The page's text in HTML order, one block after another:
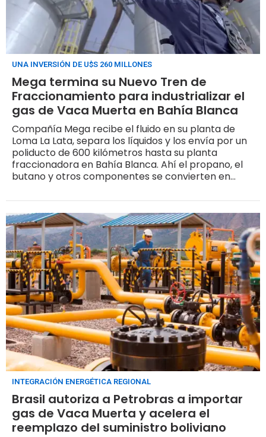
UNA INVERSIÓN DE U$S 260 MILLONES
Mega termina su Nuevo Tren de
Fraccionamiento para industrializar el
gas de Vaca Muerta en Bahía Blanca
Compañía Mega recibe el fluido en su planta de
Loma La Lata, separa los líquidos y los envía por un
poliducto de 600 kilómetros hasta su planta
fraccionadora en Bahía Blanca. Ahí el propano, el
butano y otros componentes se convierten en
INTEGRACIÓN ENERGÉTICA REGIONAL
Brasil autoriza a Petrobras a importar
gas de Vaca Muerta y acelera el
reemplazo del suministro boliviano